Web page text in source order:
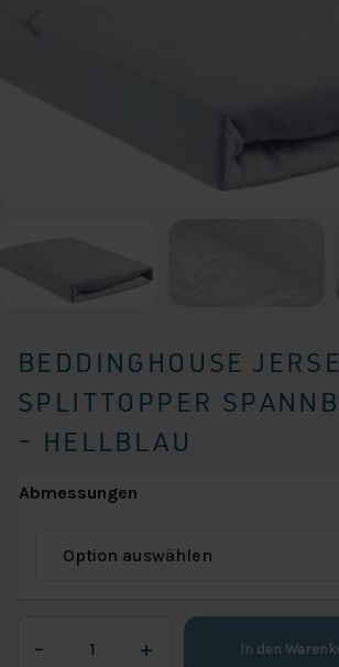
BEDDINGHOUSE
SPLITTOPPER
– HELLBLAU
Abmessungen
–
Jersey
+ In den